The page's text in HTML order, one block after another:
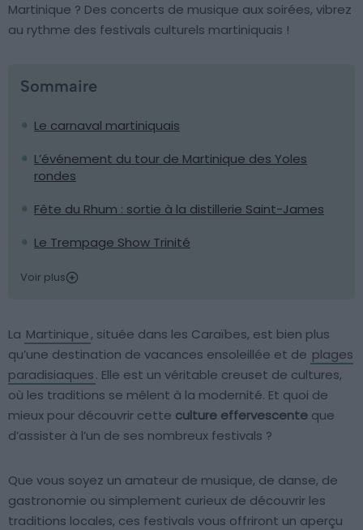
Martinique ? Des concerts de musique aux soirées, vibrez
au rythme des festivals culturels martiniquais !
Sommaire
Le carnaval martiniquais
L’événement du tour de Martinique des Yoles
rondes
Fête du Rhum : sortie à la distillerie Saint-James
Le Trempage Show Trinité
Voir plus
La Martinique, située dans les Caraïbes, est bien plus
qu’une destination de vacances ensoleillée et de plages
paradisiaques. Elle est un véritable creuset de cultures,
où les traditions se mêlent à la modernité. Et quoi de
mieux pour découvrir cette culture effervescente que
d’assister à l’un de ses nombreux festivals ?
Que vous soyez un amateur de musique, de danse, de
gastronomie ou simplement curieux de découvrir les
traditions locales, ces festivals vous offriront un aperçu